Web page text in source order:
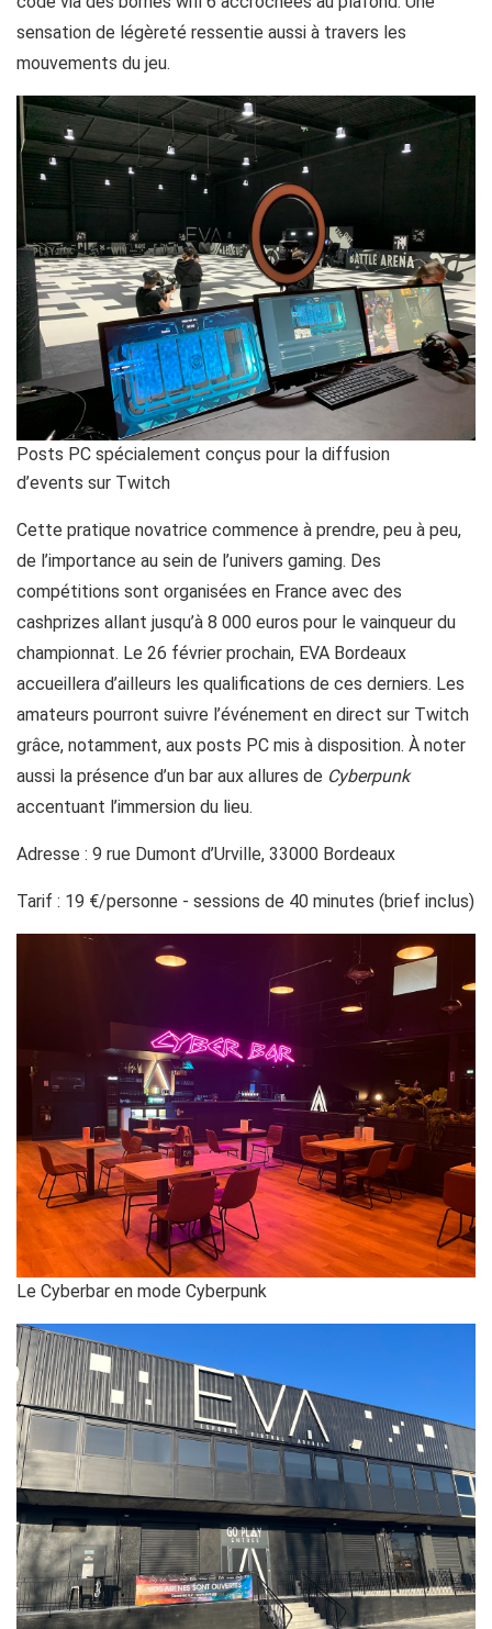
sensation de légèreté ressentie aussi à travers les
mouvements du jeu.
Posts PC spécialement conçus pour la diffusion
d’events sur Twitch
Cette pratique novatrice commence à prendre, peu à peu,
de l’importance au sein de l’univers gaming. Des
compétitions sont organisées en France avec des
cashprizes allant jusqu’à 8 000 euros pour le vainqueur du
championnat. Le 26 février prochain, EVA Bordeaux
accueillera d’ailleurs les qualifications de ces derniers. Les
amateurs pourront suivre l’événement en direct sur Twitch
grâce, notamment, aux posts PC mis à disposition. À noter
aussi la présence d’un bar aux allures de Cyberpunk
accentuant l’immersion du lieu.
Adresse : 9 rue Dumont d’Urville, 33000 Bordeaux
Tarif : 19 €/personne - sessions de 40 minutes (brief inclus)
Le Cyberbar en mode Cyberpunk